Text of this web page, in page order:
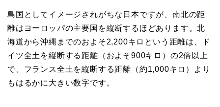
島国としてイメージされがちな日本ですが、南北の距
離はヨーロッパの主要国を縦断するほどあります。北
海道から沖縄までのおよそ2,200キロという距離は、ド
イツ全土を縦断する距離（およそ900キロ）の2倍以上
で、フランス全土を縦断する距離（約1,000キロ）より
もはるかに大きい数字です。